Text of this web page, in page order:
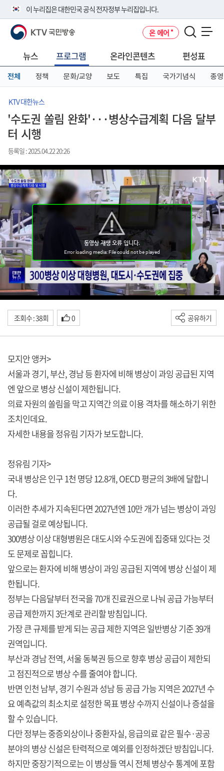
이 누리집은 대한민국 공식 전자정부 누리집입니다.
공식 누리집 주소 확인하기
니다.
이밖에 or.kr 또는 .kr등 다른 도메인 주소를 사용하고 있다면 아래 URL에
서 도메인 주소를 확인해 보세요
KTV 국민방송 온 에어
뉴스 프로그램 온라인콘텐츠 편성표
전체 정책 문화/교양 보도 특집 국가기념식 종영
KTV 대한뉴스
'수도권 쏠림 완화'···병상수급계획 다음 달부
터 시행
등록일 : 2025.04.22 20:26
조회수 : 38회 0 공유하기
모지안 앵커>
서울과 경기, 부산, 경남 등 환자에 비해 병상이 과잉 공급된 지역
엔 앞으로 병상 신설이 제한됩니다.
의료 자원의 쏠림을 막고 지역간 의료 이용 격차를 해소하기 위한
조치인데요.
자세한 내용을 정유림 기자가 보도합니다.
정유림 기자>
국내 병상은 인구 1천 명당 12.8개, OECD 평균의 3배에 달합니
다.
이러한 추세가 지속된다면 2027년엔 10만 개가 넘는 병상이 과잉
공급될 걸로 예상됩니다.
300병상 이상 대형병원은 대도시와 수도권에 집중돼 있다는 것
도 문제로 꼽힙니다.
앞으로는 환자에 비해 병상이 과잉 공급된 지역에 병상 신설이 제
한됩니다.
정부는 다음달부터 전국을 70개 진료권으로 나눠 공급 가능부터
공급 제한까지 3단계로 관리할 방침입니다.
가장 큰 규제를 받게 되는 공급 제한 지역은 일반병상 기준 39개
권역입니다.
부산과 경남 전역, 서울 동북권 등으로 향후 병상 공급이 제한되
고 점진적으로 병상 수를 줄여야 합니다.
반면 인천 남부, 경기 수원과 성남 등 공급 가능 지역은 2027년 수
요 예측값의 최소치로 설정한 목표 병상 수까지 신설이나 증설을
할 수 있습니다.
다만 정부는 중증외상이나 중환자실, 응급의료 같은 필수·공공
분야의 병상 신설은 탄력적으로 예외를 인정하겠단 방침입니다.
하지만 중장기적으로는 이 병상들 역시 전체 병상수 통계에 포함